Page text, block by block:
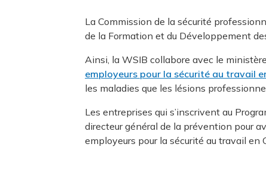
La Commission de la sécurité
de la Formation et du Développement
Ainsi, la WSIB collabore avec le
employeurs pour la sécurité au travail
les maladies que les lésions
Les entreprises qui s’inscrivent au
directeur général de la prévention pour
employeurs pour la sécurité au travail en